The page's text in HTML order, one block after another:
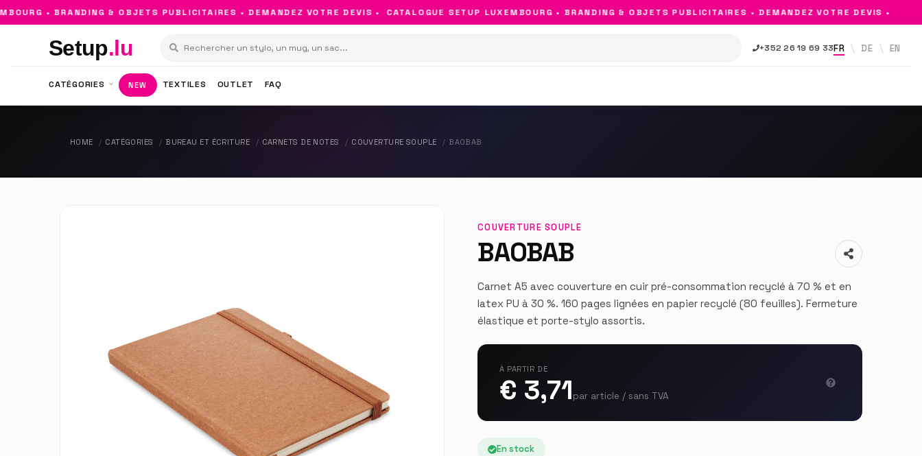
• BRANDING & OBJETS PUBLICITAIRES • DEMANDEZ VOTRE DEVIS • CATALOGUE SETUP LUXEMBOURG • BRANDING & OBJETS PUBLICITAIRES • DEMANDEZ VOTRE DEVIS •
Setup.lu +352 26 19 69 33FR DE EN
CATÉGORIES NEW TEXTILES OUTLET FAQ
HOME CATÉGORIES BUREAU ET ÉCRITURE CARNETS DE NOTES COUVERTURE SOUPLE BAOBAB
COUVERTURE SOUPLE
BAOBAB
Carnet A5 avec couverture en cuir pré-consommation recyclé à 70 % et en
latex PU à 30 %. 160 pages lignées en papier recyclé (80 feuilles). Fermeture
élastique et porte-stylo assortis.
À PARTIR DE
€ 3,71par article / sans TVA
En stock